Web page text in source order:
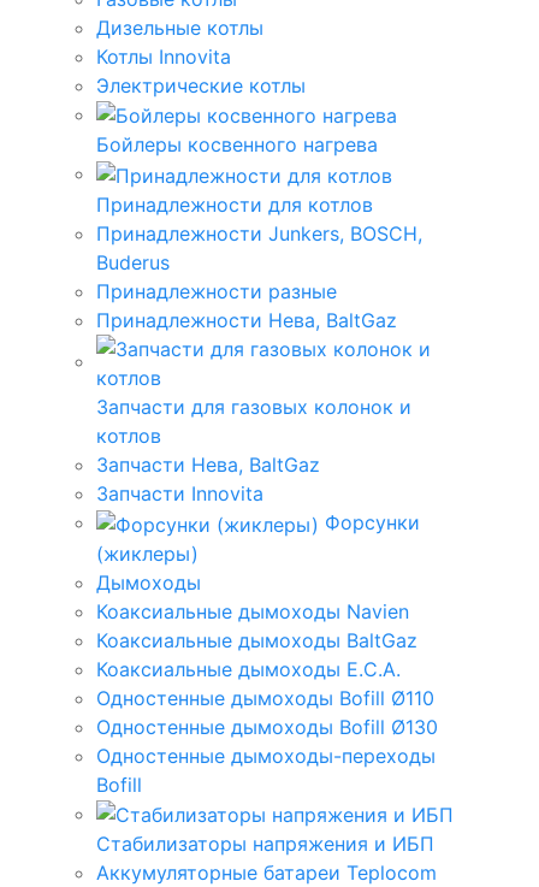
Дизельные котлы
Котлы Innovita
Электрические котлы
Бойлеры косвенного нагрева
Принадлежности для котлов
Принадлежности Junkers, BOSCH,
Buderus
Принадлежности разные
Принадлежности Нева, BaltGaz
Запчасти для газовых колонок и
котлов
Запчасти Нева, BaltGaz
Запчасти Innovita
Форсунки
(жиклеры)
Дымоходы
Коаксиальные дымоходы Navien
Коаксиальные дымоходы BaltGaz
Коаксиальные дымоходы E.C.A.
Одностенные дымоходы Bofill Ø110
Одностенные дымоходы Bofill Ø130
Одностенные дымоходы-переходы
Bofill
Стабилизаторы напряжения и ИБП
Аккумуляторные батареи Teplocom